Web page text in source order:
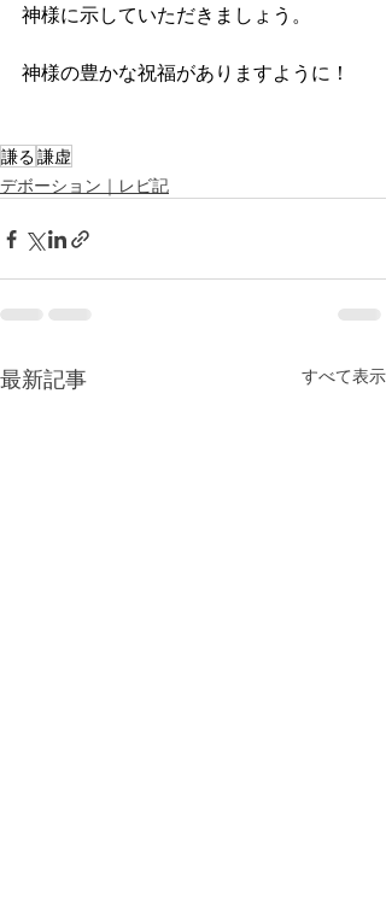
神様に示していただきましょう。
神様の豊かな祝福がありますように！
謙る謙虚
デボーション｜レビ記
最新記事 すべて表示